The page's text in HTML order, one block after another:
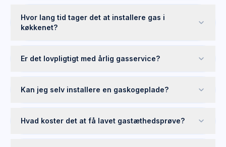
Hvor lang tid tager det at installere gas i
køkkenet?
Er det lovpligtigt med årlig gasservice?
Kan jeg selv installere en gaskogeplade?
Hvad koster det at få lavet gastæthedsprøve?